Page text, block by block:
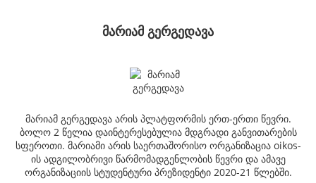
მარიამ გერგედავა
მარიამ გერგედავა არის პლატფორმის ერთ-ერთი წევრი.
ბოლო 2 წელია დაინტერესებულია მდგრადი განვითარების
სფეროთი. მარიამი არის საერთაშორისო ორგანიზაცია oikos-
ის ადგილობრივი წარმომადგენლობის წევრი და ამავე
ორგანიზაციის სტუდენტური პრეზიდენტი 2020-21 წლებში.